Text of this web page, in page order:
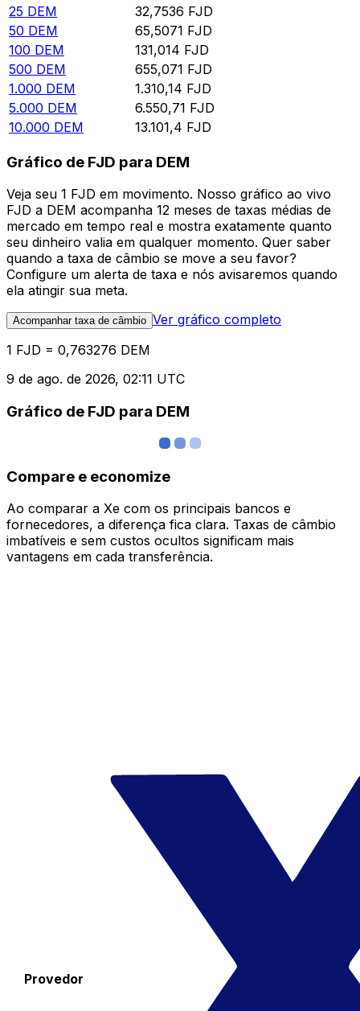
25 DEM 32,7536 FJD
50 DEM 65,5071 FJD
100 DEM 131,014 FJD
500 DEM 655,071 FJD
1.000 DEM 1.310,14 FJD
5.000 DEM 6.550,71 FJD
10.000 DEM 13.101,4 FJD
Gráfico de FJD para DEM
Veja seu 1 FJD em movimento. Nosso gráfico ao vivo
FJD a DEM acompanha 12 meses de taxas médias de
mercado em tempo real e mostra exatamente quanto
seu dinheiro valia em qualquer momento. Quer saber
quando a taxa de câmbio se move a seu favor?
Configure um alerta de taxa e nós avisaremos quando
ela atingir sua meta.
Acompanhar taxa de câmbio Ver gráfico completo
1 FJD = 0,763276 DEM
9 de ago. de 2026, 02:11 UTC
Gráfico de FJD para DEM
Compare e economize
Ao comparar a Xe com os principais bancos e
fornecedores, a diferença fica clara. Taxas de câmbio
imbatíveis e sem custos ocultos significam mais
vantagens em cada transferência.
Provedor